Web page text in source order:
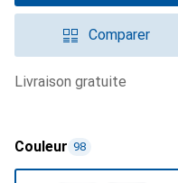
Comparer
livraison gratuite
Couleur 98